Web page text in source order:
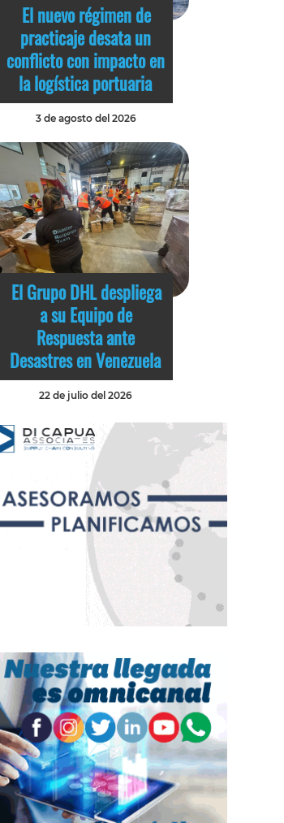
El nuevo régimen de
practicaje desata un
conflicto con impacto en
la logística portuaria
3 de agosto del 2026
El Grupo DHL despliega
a su Equipo de
Respuesta ante
Desastres en Venezuela
22 de julio del 2026